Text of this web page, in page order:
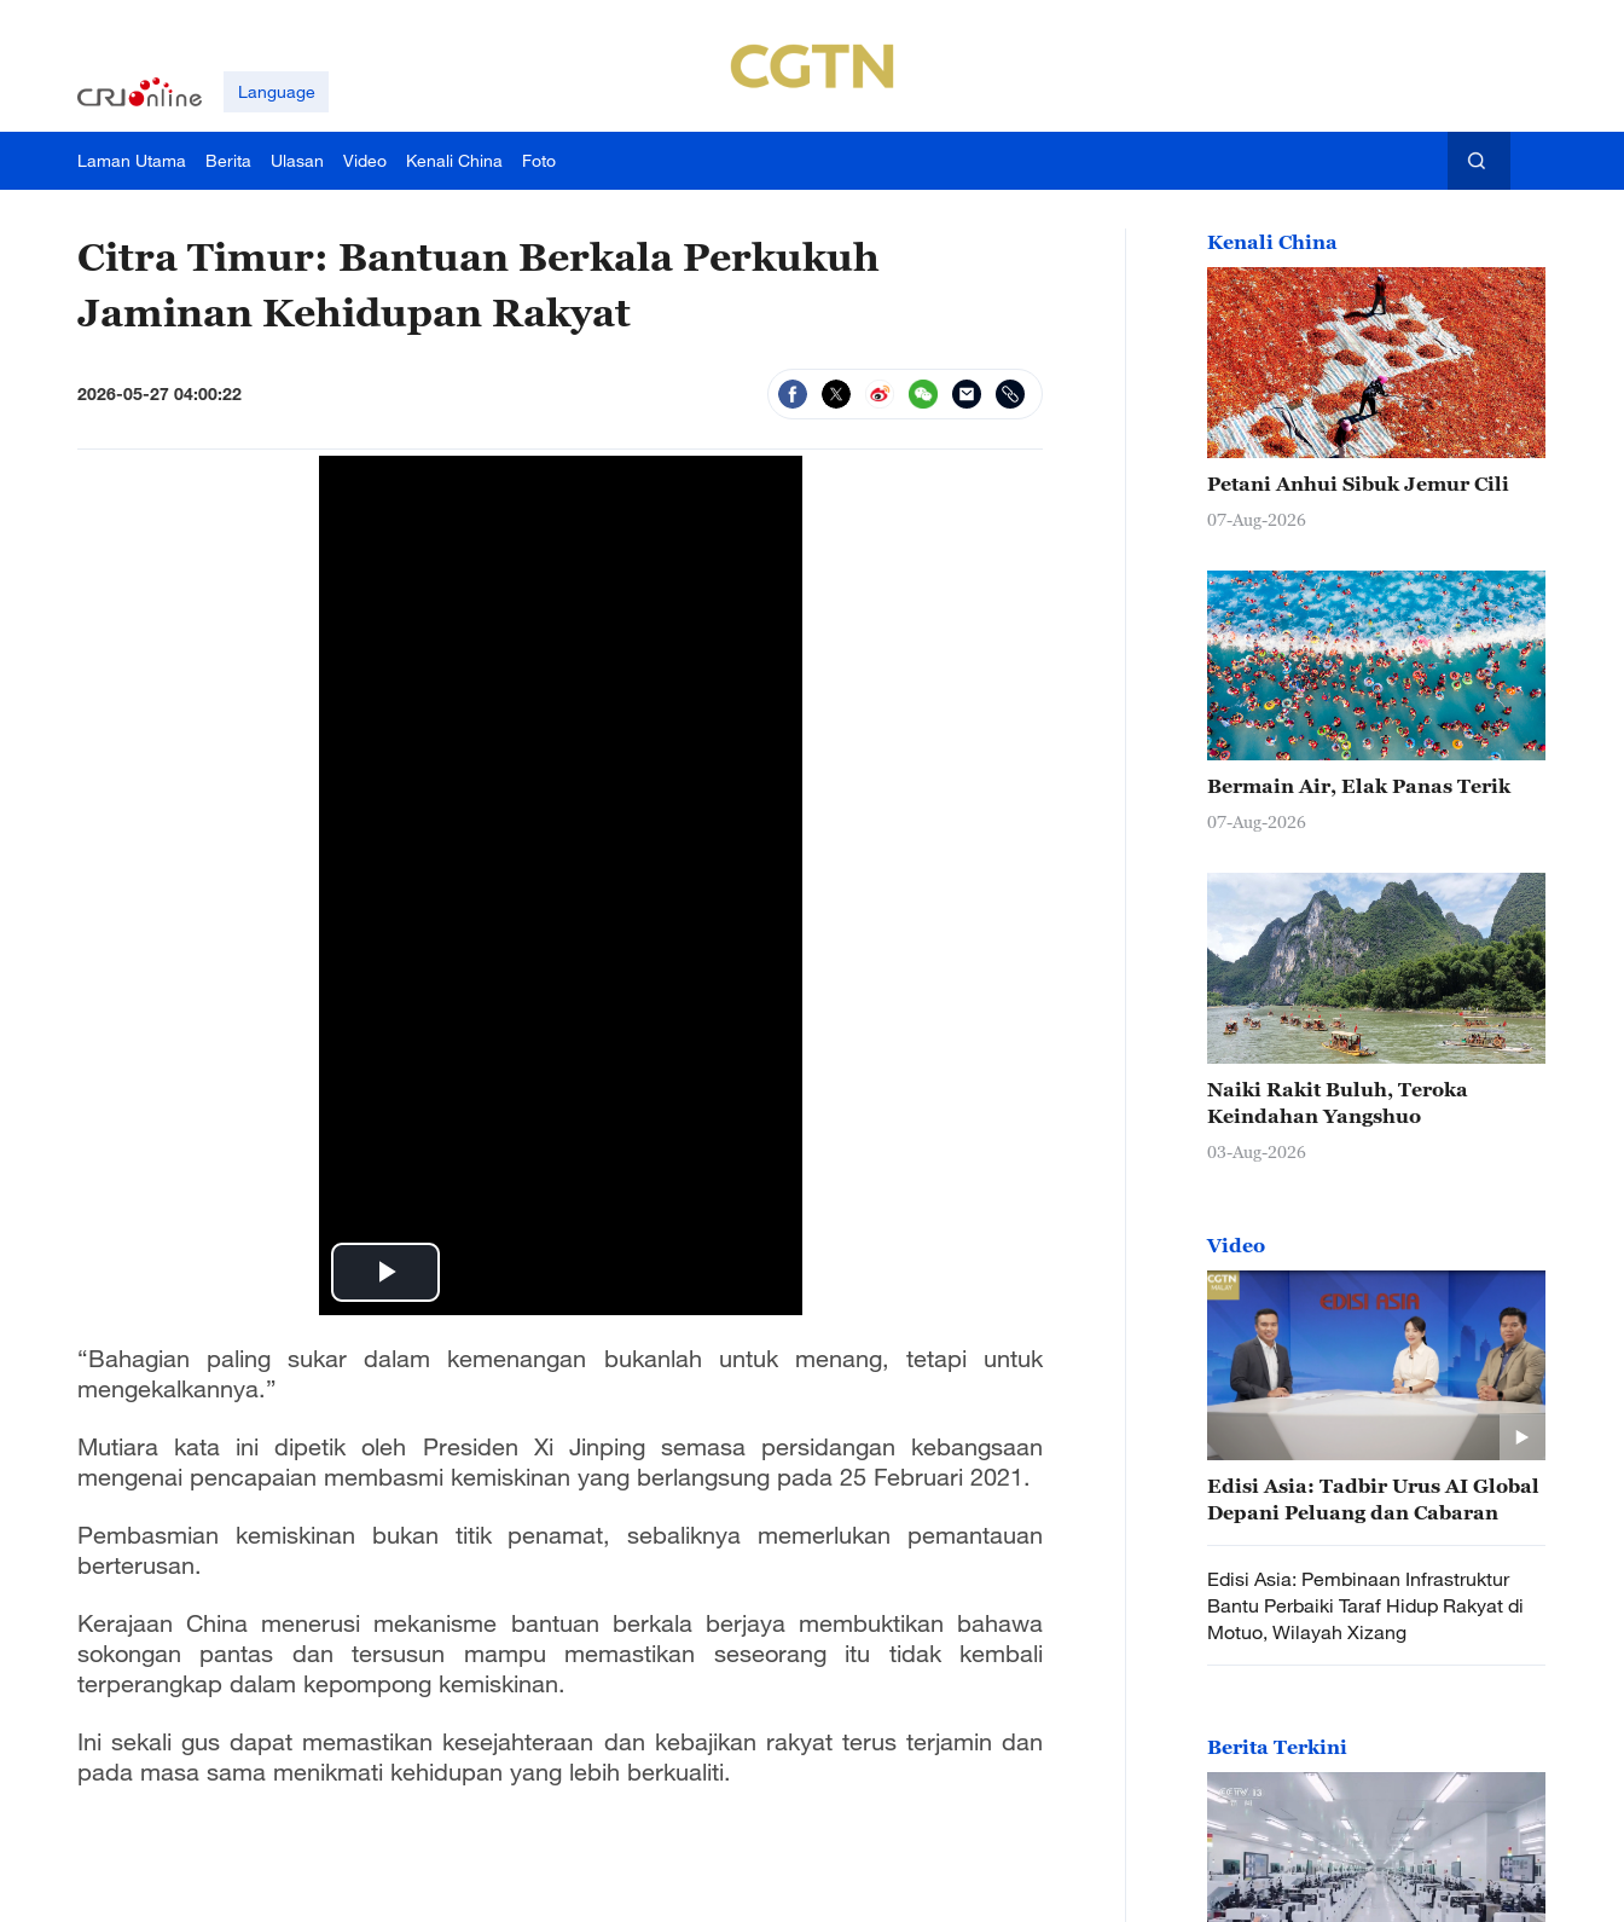
Language
Laman Utama Berita Ulasan Video Kenali China Foto
Citra Timur: Bantuan Berkala Perkukuh
Jaminan Kehidupan Rakyat
2026-05-27 04:00:22
P
l
y
V
d
e
o
“Bahagian paling sukar dalam kemenangan bukanlah untuk menang, tetapi untuk
mengekalkannya.”
Mutiara kata ini dipetik oleh Presiden Xi Jinping semasa persidangan kebangsaan
mengenai pencapaian membasmi kemiskinan yang berlangsung pada 25 Februari 2021.
Pembasmian kemiskinan bukan titik penamat, sebaliknya memerlukan pemantauan
berterusan.
Kerajaan China menerusi mekanisme bantuan berkala berjaya membuktikan bahawa
sokongan pantas dan tersusun mampu memastikan seseorang itu tidak kembali
terperangkap dalam kepompong kemiskinan.
Ini sekali gus dapat memastikan kesejahteraan dan kebajikan rakyat terus terjamin dan
pada masa sama menikmati kehidupan yang lebih berkualiti.
Kenali China
Petani Anhui Sibuk Jemur Cili
07-Aug-2026
Bermain Air, Elak Panas Terik
07-Aug-2026
Naiki Rakit Buluh, Teroka
Keindahan Yangshuo
03-Aug-2026
Video
Edisi Asia: Tadbir Urus AI Global
Depani Peluang dan Cabaran
Edisi Asia: Pembinaan Infrastruktur
Bantu Perbaiki Taraf Hidup Rakyat di
Motuo, Wilayah Xizang
Berita Terkini